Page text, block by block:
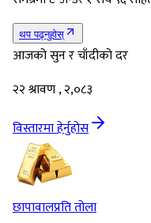
थप पढ्नुहोस्
आजको सुन र चाँदीको दर
२२ श्रावण , २,०८३
विस्तारमा हेर्नुहोस
छापावालप्रति तोला